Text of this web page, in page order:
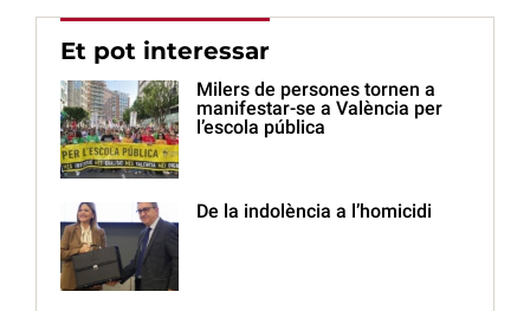
Et pot interessar
Milers de persones tornen a
manifestar-se a València per
l’escola pública
De la indolència a l’homicidi